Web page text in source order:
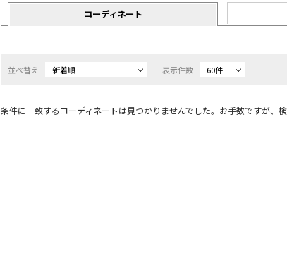
コーディネート
並べ替え 新着順 表示件数 60件
条件に一致するコーディネートは見つかりませんでした。お手数ですが、